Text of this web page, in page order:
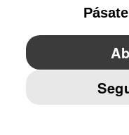
YouTube Twitter